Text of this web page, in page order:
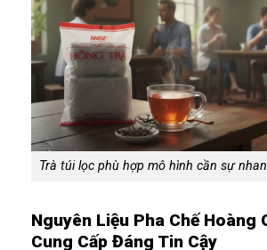
Trà túi lọc phù hợp mô hình cần sự
Nguyên Liệu Pha Chế Hoàng
Cung Cấp Đáng Tin Cậy